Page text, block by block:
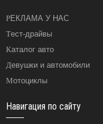
РЕКЛАМА У НАС
Тест-драйвы
Каталог авто
Девушки и автомобили
Мотоциклы
Навигация по сайту